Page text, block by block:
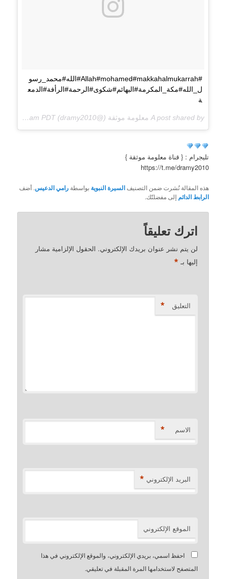
#Allah#mohamed#makkahalmukarrah#الله#محمد_رسو
ل_الله#مكة_المكرمة#البهائم#شكوى#الرحمة#الرأفة#الدمع
ة
A post shared by معلومة موثقة (@dramy2010) on
May 21, 2018 at 1:31am PDT
تليجرام : { قناة معلومة موثقة }
https://t.me/dramy2010
هذه المقالة نُشرت ضمن التصنيفالسيرة النبوية بواسطةرامي الدعيس. أضف
الرابط الدائم إلى مفضلتّك.
اترك تعليقاً
لن يتم نشر عنوان بريدك الإلكتروني. الحقول الإلزامية مشار
إليها بـ *
التعليق *
الاسم *
البريد الإلكتروني *
الموقع الإلكتروني
احفظ اسمي، بريدي الإلكتروني، والموقع الإلكتروني في هذا
المتصفح لاستخدامها المرة المقبلة في تعليقي.